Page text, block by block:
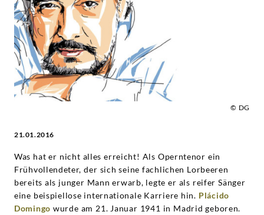
Deutsche
Grammophon
© DG
21.01.2016
Was hat er nicht alles erreicht! Als Operntenor ein
Frühvollendeter, der sich seine fachlichen Lorbeeren
bereits als junger Mann erwarb, legte er als reifer Sänger
eine beispiellose internationale Karriere hin. Plácido
Domingo wurde am 21. Januar 1941 in Madrid geboren.